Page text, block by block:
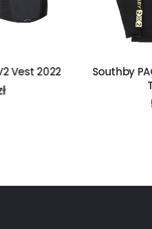
Southby PACIFICOOL 1.5